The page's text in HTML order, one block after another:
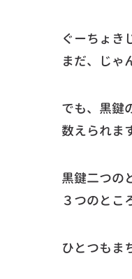
ぐーちょき
まだ、じゃ
でも、黒鍵
数えられま
黒鍵二つの
３つのとこ
ひとつもま